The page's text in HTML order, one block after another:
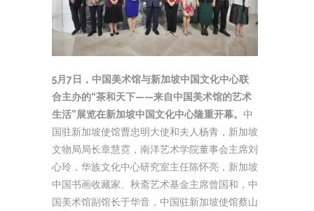
5月7日，中国美术馆与新加坡中国文化中心联
合主办的“茶和天下——来自中国美术馆的艺术
生活”展览在新加坡中国文化中心隆重开幕。 中
国驻新加坡使馆曹忠明大使和夫人杨青，新加坡
文物局局长章慧霓，南洋艺术学院董事会主席刘
心玲，华族文化中心研究室主任陈怀亮，新加坡
中国书画收藏家、秋斋艺术基金主席曾国和，中
国美术馆副馆长于华音，中国驻新加坡使馆蔡山